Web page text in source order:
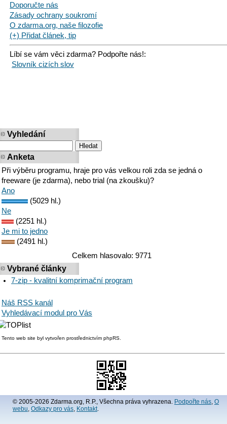
Doporučte nás
Zásady ochrany soukromí
O zdarma.org, naše filozofie
(+) Přidat článek, tip
Líbí se vám věci zdarma? Podpořte nás!:
Slovník cizích slov
Vyhledání
Anketa
Při výběru programu, hraje pro vás velkou roli zda se jedná o
freeware (je zdarma), nebo trial (na zkoušku)?
Ano
(5029 hl.)
Ne
(2251 hl.)
Je mi to jedno
(2491 hl.)
Celkem hlasovalo: 9771
Vybrané články
7-zip - kvalitní komprimační program
Náš RSS kanál
Vyhledávací modul pro Vás
Tento web site byl vytvořen prostřednictvím phpRS.
© 2005-2026 Zdarma.org, R.P., Všechna práva vyhrazena. Podpořte nás O
webu Odkazy pro vás Kontakt.